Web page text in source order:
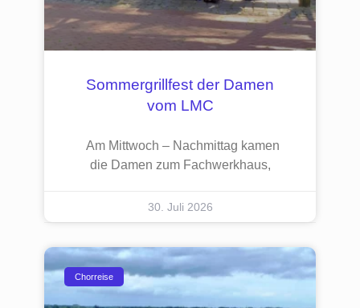
Sommergrillfest der Damen
vom LMC
Am Mittwoch – Nachmittag kamen
die Damen zum Fachwerkhaus,
30. Juli 2026
Chorreise